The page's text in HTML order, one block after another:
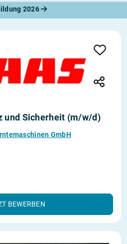
2026
und Sicherheit (m/w/d)
GmbH
BEWERBEN